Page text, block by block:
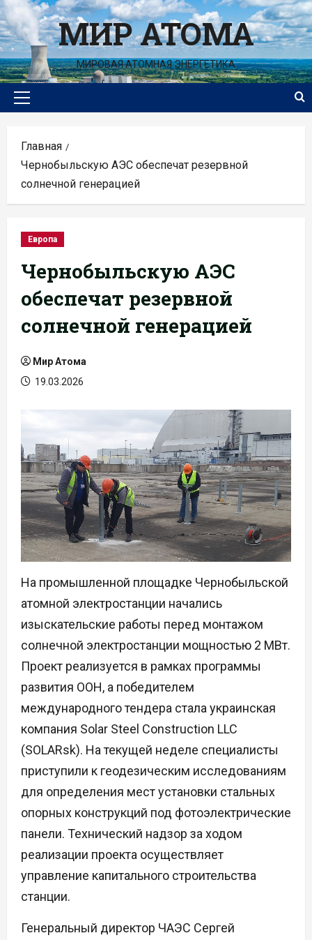
Перейти
к
содержимомуМИР АТОМА
МИРОВАЯ АТОМНАЯ ЭНЕРГЕТИКА
Основное
Главная
Чернобыльскую АЭС обеспечат резервной
солнечной генерацией
Европа
Чернобыльскую АЭС
обеспечат резервной
солнечной генерацией
Мир Атома
19.03.2026
На промышленной площадке Чернобыльской
атомной электростанции начались
изыскательские работы перед монтажом
солнечной электростанции мощностью 2 МВт.
Проект реализуется в рамках программы
развития ООН, а победителем
международного тендера стала украинская
компания Solar Steel Construction LLC
(SOLARsk). На текущей неделе специалисты
приступили к геодезическим исследованиям
для определения мест установки стальных
опорных конструкций под фотоэлектрические
панели. Технический надзор за ходом
реализации проекта осуществляет
управление капитального строительства
станции.
Генеральный директор ЧАЭС Сергей